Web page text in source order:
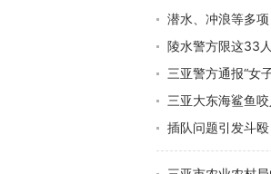
潜水、冲浪等多
陵水警方限这33
三亚警方通报“女
三亚大东海鲨鱼
插队问题引发斗